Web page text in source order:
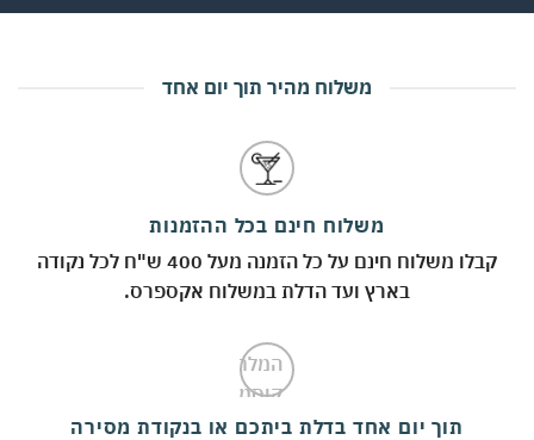
משלוח מהיר תוך יום אחד
משלוח חינם בכל ההזמנות
קבלו משלוח חינם על כל הזמנה מעל 400 ש"ח לכל נקודה
בארץ ועד הדלת במשלוח אקספרס.
תוך יום אחד בדלת ביתכם או בנקודת מסירה